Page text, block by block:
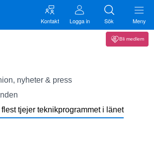
Kontakt Logga in Sök Meny
Bli medlem
nyheter & press
flest tjejer teknikprogrammet i länet